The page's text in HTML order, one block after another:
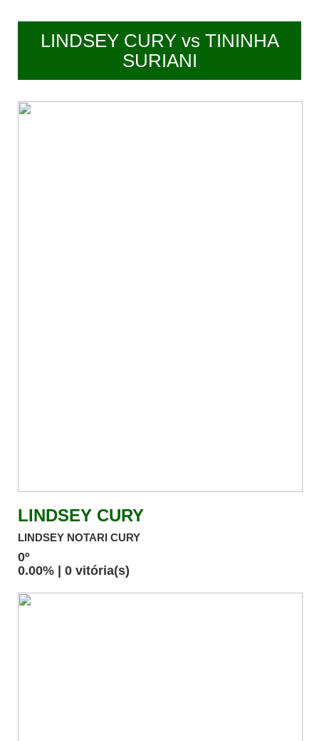
LINDSEY CURY vs TININHA
SURIANI
LINDSEY CURY
LINDSEY NOTARI CURY
0º
0.00% | 0 vitória(s)